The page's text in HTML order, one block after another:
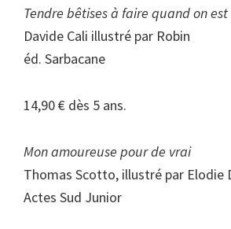
Tendre bêtises à faire quand on
Davide Cali illustré par Robin
éd. Sarbacane
14,90 € dès 5 ans.
Mon amoureuse pour de vrai
Thomas Scotto, illustré par Elodie
Actes Sud Junior